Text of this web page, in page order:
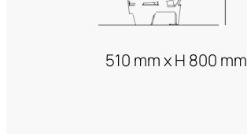
510 mm x H 800 mm